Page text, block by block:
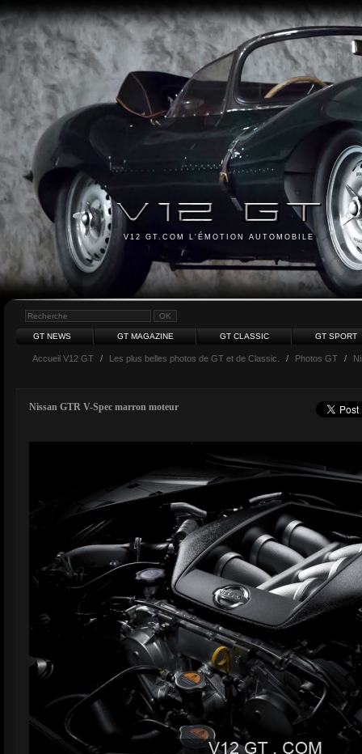
V12 GT.COM L'ÉMOTION AUTOMOBILE
GT NEWS GT MAGAZINE GT CLASSIC GT SPORT
Accueil V12 GT / Les plus belles photos de GT et de Classic. / Photos GT /
Nissan GTR V-Spec marron moteur